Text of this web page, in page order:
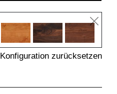
Konfiguration zurücksetzen